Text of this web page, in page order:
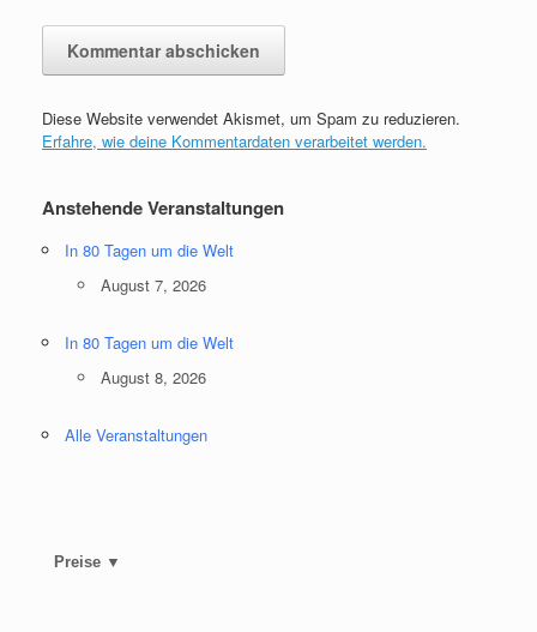
Diese Website verwendet Akismet, um Spam zu reduzieren.
Erfahre, wie deine Kommentardaten verarbeitet werden.
Anstehende Veranstaltungen
In 80 Tagen um die Welt
August 7, 2026
In 80 Tagen um die Welt
August 8, 2026
Alle Veranstaltungen
Preise ▼